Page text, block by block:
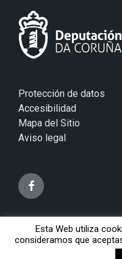
Protección de datos
Accesibilidad
Mapa del Sitio
Aviso legal
© 2026 Concello de
Esta Web utiliza
consideramos que